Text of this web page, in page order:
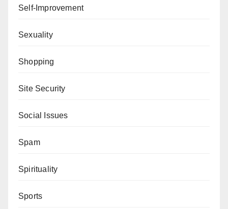
Self-Improvement
Sexuality
Shopping
Site Security
Social Issues
Spam
Spirituality
Sports